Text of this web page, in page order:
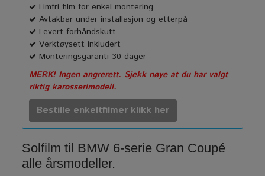
Limfri film for enkel montering
Avtakbar under installasjon og etterpå
Levert forhåndskutt
Verktøysett inkludert
Monteringsgaranti 30 dager
MERK! Ingen angrerett. Sjekk nøye at du har valgt
riktig karosserimodell.
Bestille enkeltfilmer klikk her
Solfilm til BMW 6-serie Gran Coupé
alle årsmodeller.